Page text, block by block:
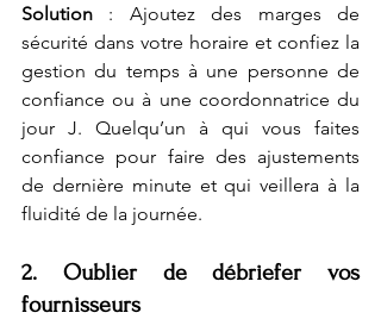
Solution : Ajoutez des marges de
sécurité dans votre horaire et confiez la
gestion du temps à une personne de
confiance ou à une coordonnatrice du
jour J. Quelqu’un à qui vous faites
confiance pour faire des ajustements
de dernière minute et qui veillera à la
fluidité de la journée.
2. Oublier de débriefer vos
fournisseurs